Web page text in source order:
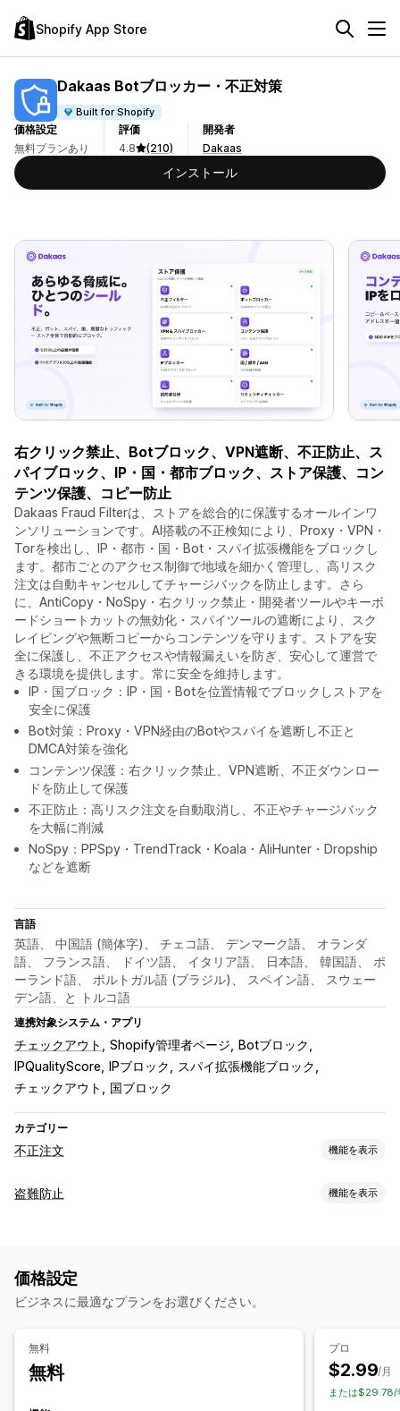
Shopify App Store
Dakaas Botブロッカー・不正対策
Built for Shopify
価格設定
無料プランあり
評価
4.8
(210)
開発者
Dakaas
インストール
右クリック禁止、Botブロック、VPN遮断、不正防止、ス
パイブロック、IP・国・都市ブロック、ストア保護、コン
テンツ保護、コピー防止
Dakaas Fraud Filterは、ストアを総合的に保護するオールインワ
ンソリューションです。AI搭載の不正検知により、Proxy・VPN・
Torを検出し、IP・都市・国・Bot・スパイ拡張機能をブロックし
ます。都市ごとのアクセス制御で地域を細かく管理し、高リスク
注文は自動キャンセルしてチャージバックを防止します。さら
に、AntiCopy・NoSpy・右クリック禁止・開発者ツールやキーボ
ードショートカットの無効化・スパイツールの遮断により、スク
レイピングや無断コピーからコンテンツを守ります。ストアを安
全に保護し、不正アクセスや情報漏えいを防ぎ、安心して運営で
きる環境を提供します。常に安全を維持します。
IP・国ブロック：IP・国・Botを位置情報でブロックしストアを
安全に保護
Bot対策：Proxy・VPN経由のBotやスパイを遮断し不正と
DMCA対策を強化
コンテンツ保護：右クリック禁止、VPN遮断、不正ダウンロー
ドを防止して保護
不正防止：高リスク注文を自動取消し、不正やチャージバック
を大幅に削減
NoSpy：PPSpy・TrendTrack・Koala・AliHunter・Dropship
などを遮断
言語
英語、 中国語 (簡体字)、 チェコ語、 デンマーク語、 オランダ
語、 フランス語、 ドイツ語、 イタリア語、 日本語、 韓国語、 ポ
ーランド語、 ポルトガル語 (ブラジル)、 スペイン語、 スウェー
デン語、と トルコ語
連携対象システム・アプリ
チェックアウト Shopify管理者ページ
Botブロック
IPQualityScore
IPブロック
スパイ拡張機能ブロック
チェックアウト
国ブロック
カテゴリー
不正注文 機能を表示
不正注文タイプ
注文検証 注文保留
ブロックリスト
ジオロケーションリダイレクト
ボット検出
自動ワークフロー
盗難防止 機能を表示
ストアデータ
顧客データ ウェブサイトのコード
コピー&ペースト
画面印刷
右クリック
ドラッグ&ドロップ
価格設定
ビジネスに最適なプランをお選びください。
無料
無料
プロ
$2.99/月
または$29.78/